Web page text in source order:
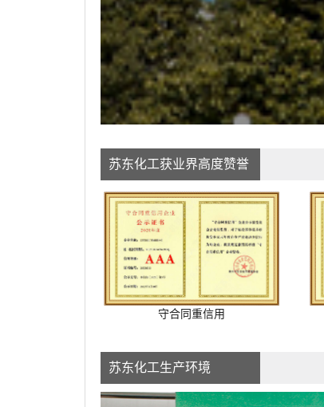
苏东化工获业界高度赞誉
守合同重信用
苏东化工生产环境